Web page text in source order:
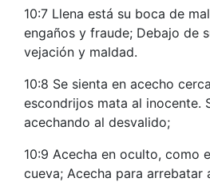
10:7 Llena está su boca de
engaños y fraude; Debajo de
vejación y maldad.
10:8 Se sienta en acecho
escondrijos mata al inocente.
acechando al desvalido;
10:9 Acecha en oculto, como
cueva; Acecha para arrebatar